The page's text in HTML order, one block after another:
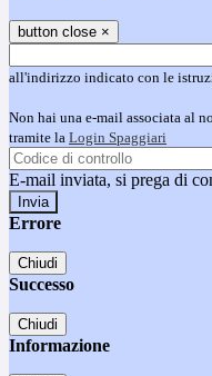
button close ×
all'indirizzo indicato con le
Non hai una e-mail associata al
tramite la Login Spaggiari
E-mail inviata, si prega di
Errore
Chiudi
Successo
Chiudi
Informazione